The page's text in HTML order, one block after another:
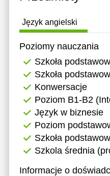
Język angielski
Poziomy nauczania
Szkoła
Szkoła
Konwersacje
Poziom B1-B2
Język w biznesie
Poziom
Szkoła
Szkola średnia
Informacje o